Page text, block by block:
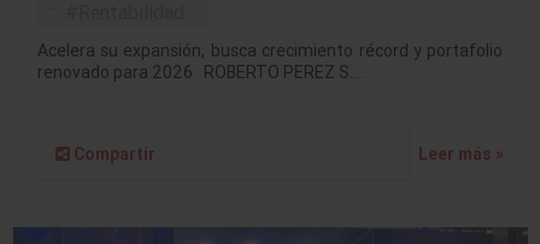
Acelera su expansión, busca crecimiento récord y portafolio
renovado para 2026 ROBERTO PEREZ S.…
Compartir Leer más »